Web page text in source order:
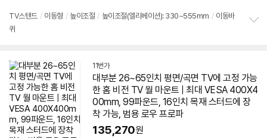
TV스탠드 / 이동형 / 높이조절 / 높이조절(엘리베이션): 330~555mm / 이동바
퀴
기
11번가
대부분 26~65인치 평면/곡면 TV에 고정 가능
한 홈 비전 TV월 마운트 | 최대 VESA 400X4
00mm, 99파운드, 16인치 목재 스터드에 장
착 가능, 범용 로우 프로파
135,270원